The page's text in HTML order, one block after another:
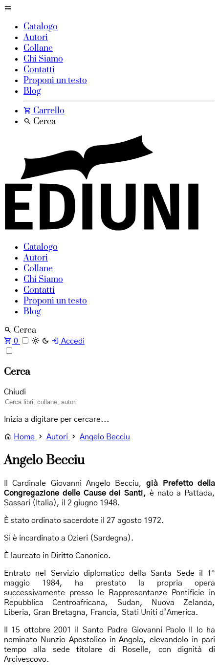
Catalogo
Autori
Collane
Chi Siamo
Contatti
Proponi un testo
Blog
Carrello
Cerca
Catalogo
Autori
Collane
Chi Siamo
Contatti
Proponi un testo
Blog
Cerca
0 Accedi
Cerca
Chiudi
Inizia a digitare per cercare...
Home Autori Angelo Becciu
Angelo Becciu
Il Cardinale Giovanni Angelo Becciu,
già Prefetto della
Congregazione delle Cause dei Santi, è nato a Pattada,
Sassari (Italia), il 2 giugno 1948.
È stato ordinato sacerdote il 27 agosto 1972.
Si è incardinato a Ozieri (Sardegna).
È laureato in Diritto Canonico.
Entrato nel Servizio diplomatico della Santa Sede il 1°
maggio 1984, ha prestato la propria opera
successivamente presso le Rappresentanze Pontificie in
Repubblica Centroafricana, Sudan, Nuova Zelanda,
Liberia, Gran Bretagna, Francia, Stati Uniti d’America.
Il 15 ottobre 2001 il Santo Padre Giovanni Paolo II lo ha
nominato Nunzio Apostolico in Angola, elevandolo in pari
tempo alla sede titolare di Roselle, con dignità di
Arcivescovo.